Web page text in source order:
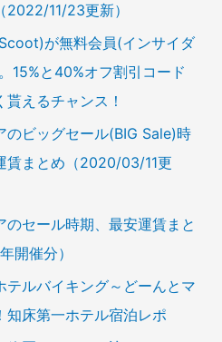
2022/11/23更新）
が無料会員(インサイダ
15%と40%オフ割引コード
貰えるチャンス！
のビッグセール(BIG Sale)時
賃まとめ（2020/03/11更
のセール時期、最安運賃まと
開催分）
テルバイキング～どーんとマ
知床第一ホテル宿泊レポ